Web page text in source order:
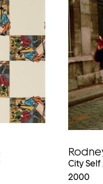
weiter
zum
video
City
2000